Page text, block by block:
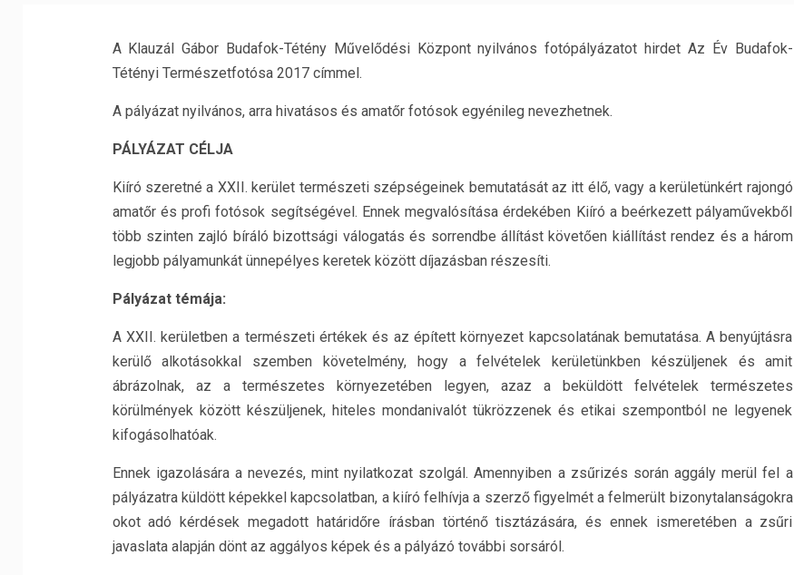
A Klauzál Gábor Budafok-Tétény Művelődési Központ nyilvános fotópályázatot hirdet Az Év Budafok-
Tétényi Természetfotósa 2017 címmel.
A pályázat nyilvános, arra hivatásos és amatőr fotósok egyénileg nevezhetnek.
PÁLYÁZAT CÉLJA
Kiíró szeretné a XXII. kerület természeti szépségeinek bemutatását az itt élő, vagy a kerületünkért rajongó
amatőr és profi fotósok segítségével. Ennek megvalósítása érdekében Kiíró a beérkezett pályaművekből
több szinten zajló bíráló bizottsági válogatás és sorrendbe állítást követően kiállítást rendez és a három
legjobb pályamunkát ünnepélyes keretek között díjazásban részesíti.
Pályázat témája:
A XXII. kerületben a természeti értékek és az épített környezet kapcsolatának bemutatása. A benyújtásra
kerülő alkotásokkal szemben követelmény, hogy a felvételek kerületünkben készüljenek és amit
ábrázolnak, az a természetes környezetében legyen, azaz a beküldött felvételek természetes
körülmények között készüljenek, hiteles mondanivalót tükrözzenek és etikai szempontból ne legyenek
kifogásolhatóak.
Ennek igazolására a nevezés, mint nyilatkozat szolgál. Amennyiben a zsűrizés során aggály merül fel a
pályázatra küldött képekkel kapcsolatban, a kiíró felhívja a szerző figyelmét a felmerült bizonytalanságokra
okot adó kérdések megadott határidőre írásban történő tisztázására, és ennek ismeretében a zsűri
javaslata alapján dönt az aggályos képek és a pályázó további sorsáról.